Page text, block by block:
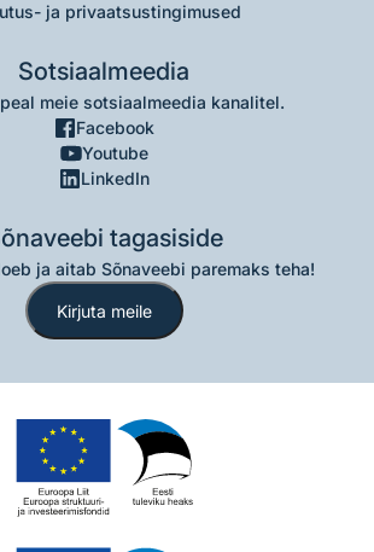
ja privaatsustingimused
Sotsiaalmeedia
meie sotsiaalmeedia kanalitel.
Facebook
Youtube
LinkedIn
tagasiside
ja aitab Sõnaveebi paremaks teha!
Kirjuta meile